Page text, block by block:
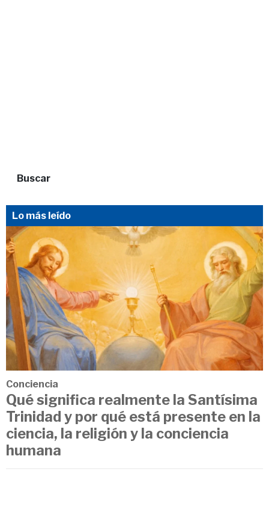
Buscar
Lo más leído
Conciencia
Qué significa realmente la Santísima
Trinidad y por qué está presente en la
ciencia, la religión y la conciencia
humana